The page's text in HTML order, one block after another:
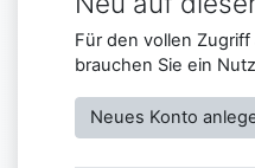
Für den vollen
brauchen Sie ein
Neues Konto